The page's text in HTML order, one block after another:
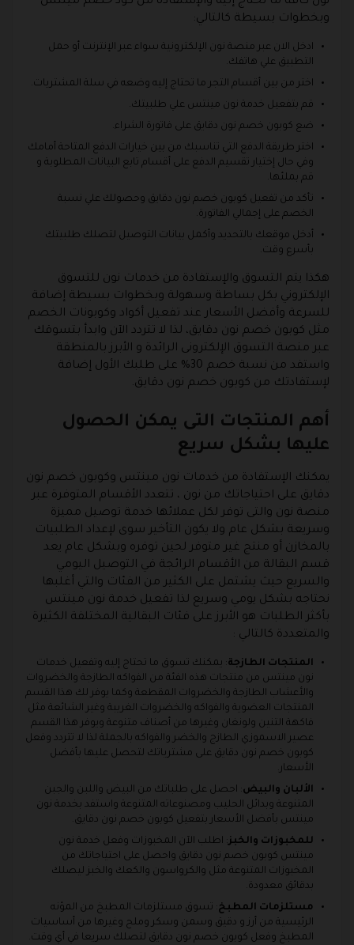
وبخطوات بسيطة كالتالي:
ادخل الان عبر منصة نون الإلكترونية سواء عبر الإنترنت أو حمل
التطبيق علي هاتفك.
اختر من بين أقسام التجر ما تحتاج إليه وضعه في سلة المشتريات.
قم بتفعيل خدمة نون مينتس علي طلبيتك.
ضع كوبون خصم نون دقايق على فاتورة الشراء.
اختر طريقة الدفع التي تناسبك من بين خيارات الدفع المتاحة أمامك
وفي حال إختيار تقسيم الدفع على أقسام تابع البيانات المطلوبة و
قم بملئها.
تأكد من تفعيل كوبون خصم نون دقايق وحصولك علي نسبة
الخصم على إجمالي الفاتورة.
أدخل موقعك بالتحديد وأكمل بيانات التوصيل لتصلك طلبيتك
بأسرع وقت.
هكذا يتم التسوق والإستفادة من خدمات نون للتسوق
الإلكتروني بكل بساطة وسهولة وبخطوات بسيطة إضافة
للسرعة وأفضل الأسعار عند تفعيل أكواد وكوبونات الخصم
مثل كوبون خصم نون دقايق، لذا لا تتردد الآن وابدأ بتسوقك
عبر منصة التسوق الإلكترونى الرائدة و الأبرز بالمنطقة
واستفد من نسبة خصم 30% على طلبك الأول إضافة
لإستفادتك من كوبون خصم نون دقايق.
أهم المنتجات التى يمكن الحصول
عليها بشكل سريع
يمكنك الإستفادة من خدمات نون مينتس وكوبون خصم نون
دقايق على احتياجاتك من نون ، تتعدد الأقسام المتوفرة عبر
منصة نون والتى توفر لكل عملائها خدمة توصيل مميزة
وسريعة بشكل عام ولا يكون التأخير سوى لإعداد الطلبيات
بالمخازن أو منتج غير متوفر لحين توفره وبشكل عام يعد
قسم البقالة من الأقسام الرائجة في التوصيل اليومي
والسريع حيث يشتمل على الكثير من الفئات والتي أغلبها
نحتاجه بشكل يومي وسريع لذا تفعيل خدمة نون مينتس
بأكثر الطلبات هو الأبرز على فئات البقالية المختلفة الكثيرة
والمتعددة كالتالي :
المنتجات الطازجة : يمكنك تسوق ما تحتاج إليه وتفعيل خدمات
نون مينتس من منتجات هذه الفئة من الفواكه الطازجة والخضروات
والأعشاب الطازجة والخضروات المقطعة وكما يوفر لك هذا القسم
المنتجات العضوية والفواكه والخضروات الغريبة وغير الشائعة مثل
فاكهة التنين ولونغان وغيرها من أصناف متنوعة ويوفر هذا القسم
عصير الاسموزي الطازج والخضر والفواكه بالجملة لذا لا تتردد وفعل
كوبون خصم نون دقايق على مشترياتك لتحصل عليها بأفضل
الأسعار.
الألبان والبيض : احصل على طلباتك من البيض واللبن والجبن
المتنوعة وبدائل الحليب ومصنوعاته المتنوعة واستفد بخدمة نون
مينتس بأفضل الأسعار بتفعيل كوبون خصم نون دقايق.
للمخبوزات والخبز: اطلب الآن المخبوزات وفعل خدمة نون
مينتس كوبون خصم نون دقايق واحصل على احتياجاتك من
المخبوزات المتنوعة مثل والكرواسون والكعك والخبز ليصلك
بدقائق معدودة.
مستلزمات المطبخ : تسوق مستلزمات المطبخ من المؤنه
الرئيسية من أرز و دقيق وسمن وسكر وملح وغيرها من أساسيات
المطبخ وفعل كوبون خصم نون دقايق لتصلك سريعا في أي وقت.